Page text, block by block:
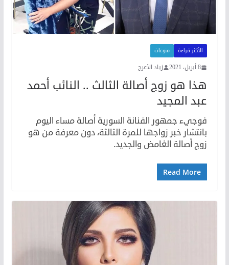
الأكثر قراءة منوعات
8 أبريل، 2021 زياد الأعرج
هذا هو زوج أصالة الثالث .. النائب أحمد
عبد المجيد
فوجيء جمهور الفنانة السورية أصالة مساء اليوم
بانتشار خبر زواجها للمرة الثالثة، دون معرفة من هو
زوج أصالة الغامض والجديد.
Read More